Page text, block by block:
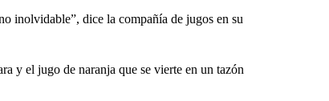
inolvidable”, dice la compañía de jugos en su
y el jugo de naranja que se vierte en un tazón